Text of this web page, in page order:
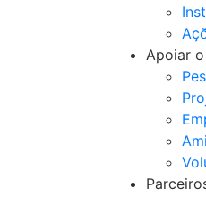
Apoiar